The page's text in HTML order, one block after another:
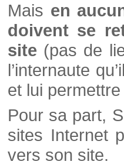
Mais en
doivent se
site (pas de
l’internaute
et lui
Pour sa part,
sites Internet
vers son site.